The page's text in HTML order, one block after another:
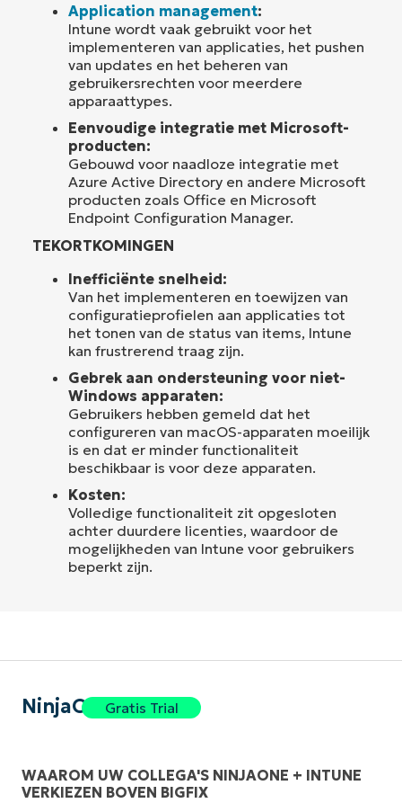
Application management:
Intune wordt vaak gebruikt voor het
implementeren van applicaties, het pushen
van updates en het beheren van
gebruikersrechten voor meerdere
apparaattypes.
Eenvoudige integratie met Microsoft-
producten:
Gebouwd voor naadloze integratie met
Azure Active Directory en andere Microsoft
producten zoals Office en Microsoft
Endpoint Configuration Manager.
TEKORTKOMINGEN
Inefficiënte snelheid:
Van het implementeren en toewijzen van
configuratieprofielen aan applicaties tot
het tonen van de status van items, Intune
kan frustrerend traag zijn.
Gebrek aan ondersteuning voor niet-
Windows apparaten:
Gebruikers hebben gemeld dat het
configureren van macOS-apparaten moeilijk
is en dat er minder functionaliteit
beschikbaar is voor deze apparaten.
Kosten:
Volledige functionaliteit zit opgesloten
achter duurdere licenties, waardoor de
mogelijkheden van Intune voor gebruikers
beperkt zijn.
NinjaOneGratis Trial
WAAROM UW COLLEGA'S NINJAONE + INTUNE
VERKIEZEN BOVEN BIGFIX